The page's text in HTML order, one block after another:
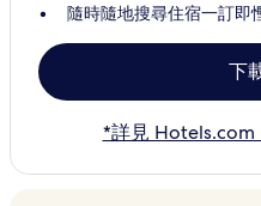
隨時隨地搜尋住宿一訂即
下
*詳見 Hotels.com